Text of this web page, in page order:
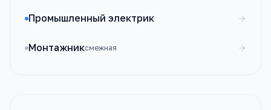
Промышленный электрик
Монтажниксмежная